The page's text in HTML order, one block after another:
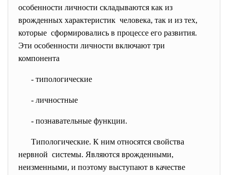
особенности личности складываются как из
врожденных характеристик человека, так и из тех,
которые сформировались в процессе его развития.
Эти особенности личности включают три
компонента
- типологические
- личностные
- познавательные функции.
Типологические. К ним относятся свойства
нервной системы. Являются врожденными,
неизменными, и поэтому выступают в качестве